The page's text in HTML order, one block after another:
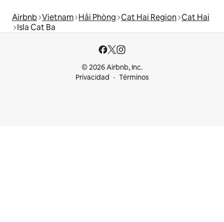
Airbnb Vietnam Hải Phòng Cat Hai Region Cat Hai
Isla Cat Ba
© 2026 Airbnb, Inc.
Privacidad
Términos